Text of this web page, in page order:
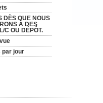
DÈS QUE NOUS
À DES
C OU DÉPÔT.
par jour